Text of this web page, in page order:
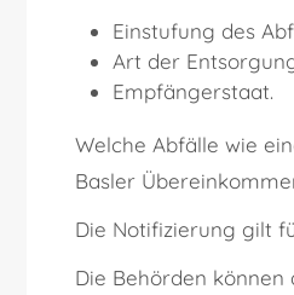
Einstufung des
Art der
Empfängerstaat.
Welche Abfälle wie
Basler
Die Notifizierung gilt
Die Behörden